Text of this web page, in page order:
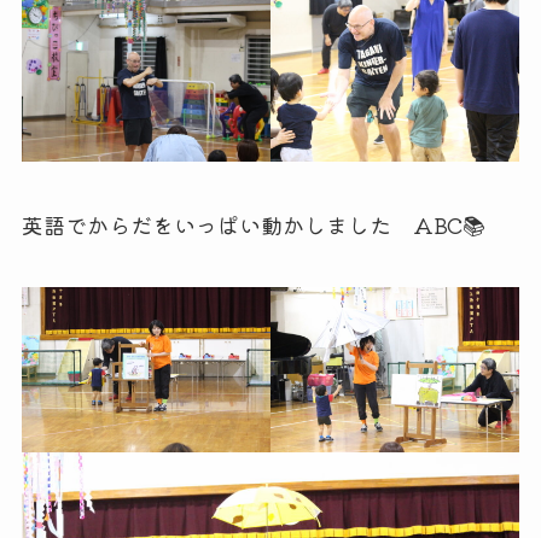
英語でからだをいっぱい動かしました ABC📚